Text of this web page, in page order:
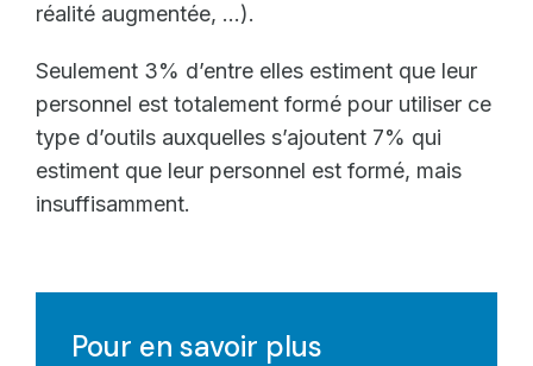
réalité augmentée, ...).
Seulement 3% d’entre elles estiment que leur
personnel est totalement formé pour utiliser ce
type d’outils auxquelles s’ajoutent 7% qui
estiment que leur personnel est formé, mais
insuffisamment.
Pour en savoir plus